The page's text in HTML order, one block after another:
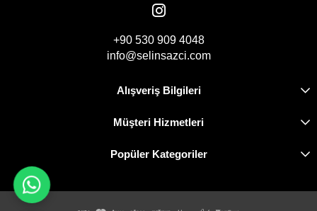
+90 530 909 4048
info@selinsazci.com
Alışveriş Bilgileri
Müşteri Hizmetleri
Popüler Kategoriler